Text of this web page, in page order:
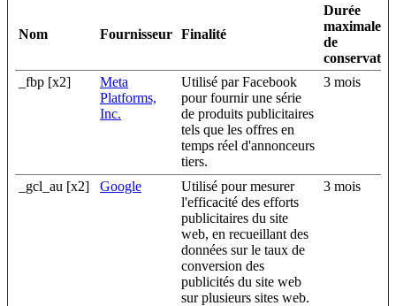
Nom Fournisseur Finalité
Durée
maximale
de
_fbp [x2]
Meta
Platforms,
Inc.
Utilisé par Facebook
pour fournir une série
de produits publicitaires
tels que les offres en
temps réel d'annonceurs
tiers.
3 mois
_gcl_au [x2] Google
Utilisé pour mesurer
l'efficacité des efforts
publicitaires du site
web, en recueillant des
données sur le taux de
conversion des
publicités du site web
sur plusieurs sites web.
3 mois